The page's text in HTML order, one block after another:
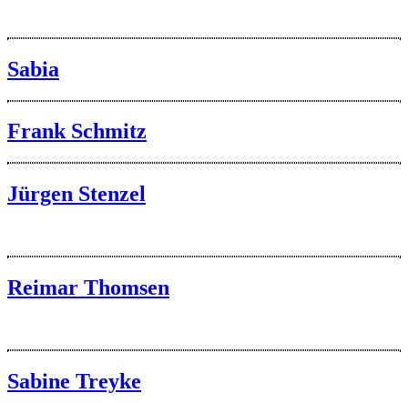
Sabia
Frank Schmitz
Jürgen Stenzel
Reimar Thomsen
Sabine Treyke